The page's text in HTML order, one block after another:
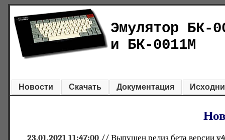
Эмулятор БК-
и БК-0011М
Новости Скачать Документация
23.01.2021 11:47:00 // Выпущен релиз бета версии